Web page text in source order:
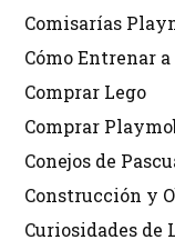
Comisarías
Cómo Entrenar
Comprar Lego
Comprar
Conejos de
Construcción y
Curiosidades de